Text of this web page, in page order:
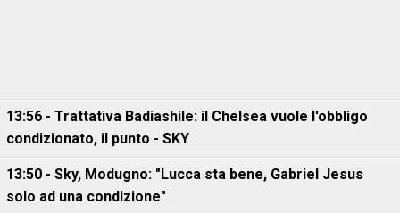
13:56 - Trattativa Badiashile: il Chelsea vuole l'obbligo
condizionato, il punto - SKY
13:50 - Sky, Modugno: "Lucca sta bene, Gabriel Jesus
solo ad una condizione"